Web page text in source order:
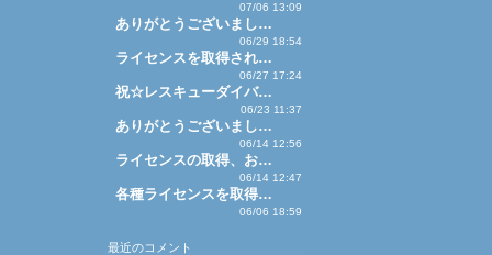
07/06 13:09
ありがとうございまし…
06/29 18:54
ライセンスを取得され…
06/27 17:24
祝☆レスキューダイバ…
06/23 11:37
ありがとうございまし…
06/14 12:56
ライセンスの取得、お…
06/14 12:47
各種ライセンスを取得…
06/06 18:59
最近のコメント